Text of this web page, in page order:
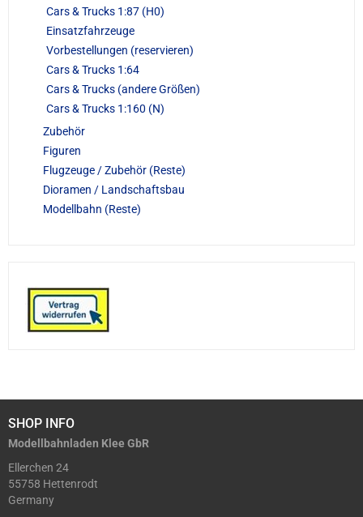
Cars & Trucks 1:87 (H0)
Einsatzfahrzeuge
Vorbestellungen (reservieren)
Cars & Trucks 1:64
Cars & Trucks (andere Größen)
Cars & Trucks 1:160 (N)
Zubehör
Figuren
Flugzeuge / Zubehör (Reste)
Dioramen / Landschaftsbau
Modellbahn (Reste)
SHOP INFO
Modellbahnladen Klee GbR
Ellerchen 24
55758 Hettenrodt
Germany